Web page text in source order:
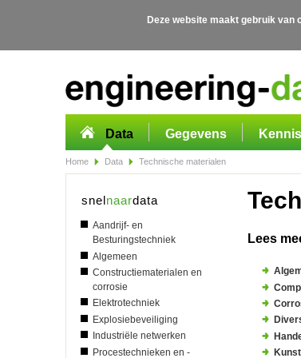
Deze website maakt gebruik van
Data Gegevens
Home Data Technische materialen
snelnaardata
Aandrijf- en
Besturingstechniek
Algemeen
Constructiematerialen en
corrosie
Elektrotechniek
Explosiebeveiliging
Industriële netwerken
Procestechnieken en -
Lees